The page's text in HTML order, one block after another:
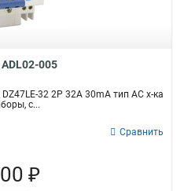
005
32 2P 32A 30mA тип AC х-ка
с...
Сравнить
₽